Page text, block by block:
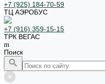
+7 (925) 184-70-59
ТЦ АЭРОБУС
+7 (916) 359-15-15
ТРК ВЕГАС
Поиск